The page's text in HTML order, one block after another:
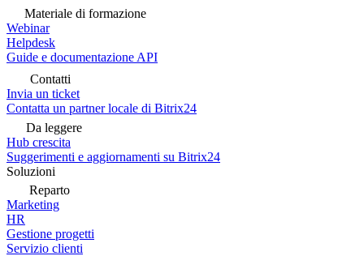
Materiale di formazione
Webinar
Helpdesk
Guide e documentazione API
Contatti
Invia un ticket
Contatta un partner locale di Bitrix24
Da leggere
Hub crescita
Suggerimenti e aggiornamenti su Bitrix24
Soluzioni
Reparto
Marketing
HR
Gestione progetti
Servizio clienti